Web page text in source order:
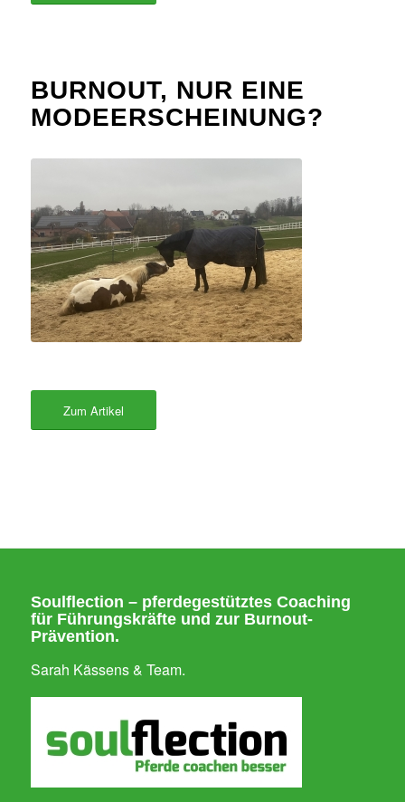
BURNOUT, NUR EINE
MODEERSCHEINUNG?
Zum Artikel
Soulflection – pferdegestütztes Coaching
für Führungskräfte und zur Burnout-
Prävention.
Sarah Kässens & Team.